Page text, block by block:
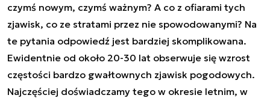
czymś nowym, czymś ważnym? A co z ofiarami tych
zjawisk, co ze stratami przez nie spowodowanymi? Na
te pytania odpowiedź jest bardziej skomplikowana.
Ewidentnie od około 20-30 lat obserwuje się wzrost
częstości bardzo gwałtownych zjawisk pogodowych.
Najczęściej doświadczamy tego w okresie letnim, w